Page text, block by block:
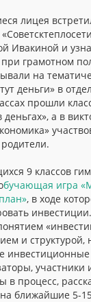
лицея
Ивакиной и
грамотном
на
деньги» в
прошли
а в
9 классов
бучающая игра
, в ходе
и структурой,
участники
в процесс,
ближайшие 5-